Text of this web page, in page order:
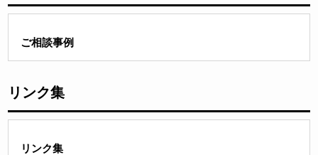
ご相談事例
リンク集
リンク集